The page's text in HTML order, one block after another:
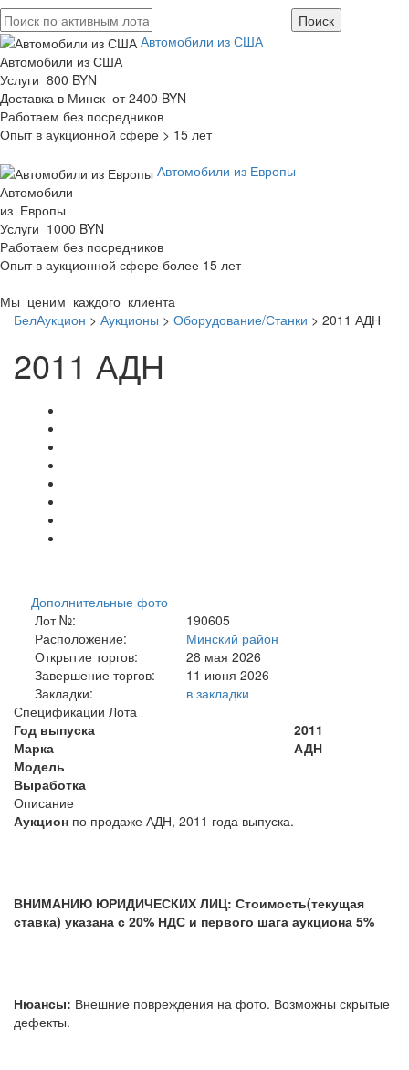
Автомобили из США
Автомобили из США
Услуги 800 BYN
Доставка в Минск от 2400 BYN
Работаем без посредников
Опыт в аукционной сфере > 15 лет
Автомобили из Европы
Автомобили
из Европы
Услуги 1000 BYN
Работаем без посредников
Опыт в аукционной сфере более 15 лет
Мы ценим каждого клиента
БелАукцион > Аукционы > Оборудование/Станки > 2011 АДН
2011 АДН
Дополнительные фото
Лот №:
190605
Расположение:
Минский район
Открытие торгов:
28 мая 2026
Завершение торгов:
11 июня 2026
Закладки:
в закладки
Спецификации Лота
Год выпуска
2011
Марка
АДН
Модель
Выработка
Описание
Аукцион по продаже АДН, 2011 года выпуска.
ВНИМАНИЮ ЮРИДИЧЕСКИХ ЛИЦ: Стоимость(текущая
ставка) указана с 20% НДС и первого шага аукциона 5%
Нюансы: Внешние повреждения на фото. Возможны скрытые
дефекты.